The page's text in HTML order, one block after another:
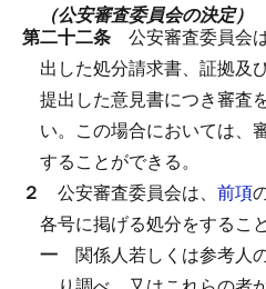
（公安審査委員会の決定）
第二十二条 公安審査委員会
出した処分請求書、証拠及
提出した意見書につき審査
い。 この場合においては、
することができる。
２ 公安審査委員会は、 前項
各号に掲げる処分をするこ
一 関係人若しくは参考人